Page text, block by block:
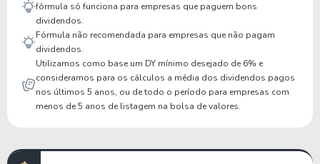
fórmula só funciona para empresas que paguem bons
dividendos.
Fórmula não recomendada para empresas que não pagam
dividendos.
Utilizamos como base um DY mínimo desejado de 6% e
consideramos para os cálculos a média dos dividendos pagos
nos últimos 5 anos, ou de todo o período para empresas com
menos de 5 anos de listagem na bolsa de valores.